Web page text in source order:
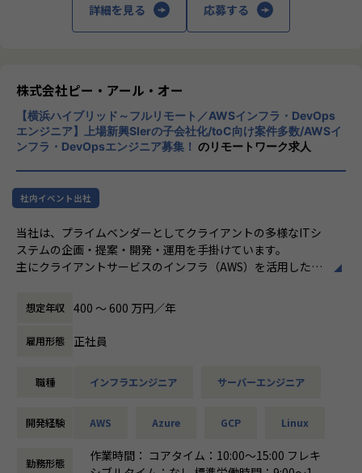
95％（2024年8月時点／1年以内）
▼開発系
・オンラインヨガプラットフォームの要件定義・設計（Rub
y／Vue／AWS）
・自社ECサイトの新規立ち上げ（要件定義～運用／TypeScr
（C#／Python）
▼インフラ系
・ECクラウド基盤設計（AWS／VMware）
・アプリ向けサーバ設計構築（Docker／Azure）
ctive Directory）
＜安心のサポート体制＞
└配属先はチーム＋教育係体制で、すぐ相談できる環境を整
└入社直後は毎月、その後は隔月で面談。業務・人間関係・
キャリアを幅広く支援。
詳細を見る 応募する
株式会社ピー・アール・オー
【横浜ハイブリッド～フルリモート／AWSインフラ・DevOps
エンジニア】上場新興SIerの子会社化/toC向け案件多数/AWSイ
ンフラ・DevOpsエンジニア募集！ のリモートワーク求人
社内イベント出社
当社は、プライムベンダーとしてクライアントの多様なITシ
ステムの企画・提案・開発・運用を手掛けています。
主にクライアントサービスのインフラ（AWS）を活用したシ
■具体的な業務内容
・AWSのクラウドサービスを活用したシステム基盤の設計/
構築/運用
ラの構成管理
・コンテナ基盤（Docker、Kubernetes等）の設計・構築
・Webサービス・アプリケーションのインフラ基盤の最適化
想定年収 400 〜 600 万円／年
雇用形態 正社員
職種 インフラエンジニア サーバーエンジニア
開発経験 AWS Azure GCP Linux
勤務形態
作業時間： コアタイム：10:00～15:00 フレキ